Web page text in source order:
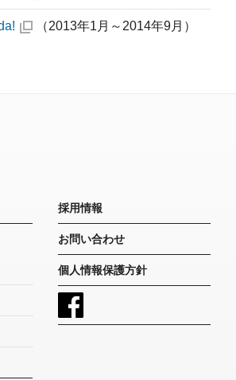
（2013年1月～2014年9月）
採用情報
お問い合わせ
個人情報保護方針